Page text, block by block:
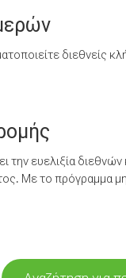
διεθνείς
ευελιξία
Με το πρόγραμμα